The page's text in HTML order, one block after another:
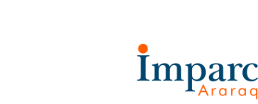
Imparcial